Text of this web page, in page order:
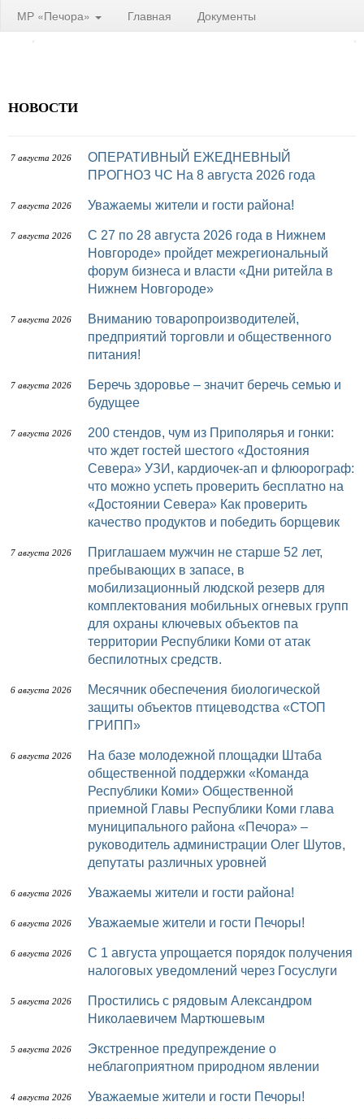
МР «Печора» Главная Документы
НОВОСТИ
7 августа 2026
ОПЕРАТИВНЫЙ ЕЖЕДНЕВНЫЙ
ПРОГНОЗ ЧС На 8 августа 2026 года
7 августа 2026 Уважаемы жители и гости района!
7 августа 2026
с 27 по 28 августа 2026 года в Нижнем
Новгороде» пройдет межрегиональный
форум бизнеса и власти «Дни ритейла в
Нижнем Новгороде»
7 августа 2026
Вниманию товаропроизводителей,
предприятий торговли и общественного
питания!
7 августа 2026
Беречь здоровье – значит беречь семью и
будущее
7 августа 2026
200 стендов, чум из Приполярья и гонки:
что ждет гостей шестого «Достояния
Севера» УЗИ, кардиочек-ап и флюорограф:
что можно успеть проверить бесплатно на
«Достоянии Севера» Как проверить
качество продуктов и победить борщевик
7 августа 2026
Приглашаем мужчин не старше 52 лет,
пребывающих в запасе, в
мобилизационный людской резерв для
комплектования мобильных огневых групп
для охраны ключевых объектов па
территории Республики Коми от атак
беспилотных средств.
6 августа 2026
Месячник обеспечения биологической
защиты объектов птицеводства «СТОП
ГРИПП»
6 августа 2026
На базе молодежной площадки Штаба
общественной поддержки «Команда
Республики Коми» Общественной
приемной Главы Республики Коми глава
муниципального района «Печора» –
руководитель администрации Олег Шутов,
депутаты различных уровней
6 августа 2026 Уважаемы жители и гости района!
6 августа 2026 Уважаемые жители и гости Печоры!
6 августа 2026
С 1 августа упрощается порядок получения
налоговых уведомлений через Госуслуги
5 августа 2026
Простились с рядовым Александром
Николаевичем Мартюшевым
5 августа 2026
Экстренное предупреждение о
неблагоприятном природном явлении
4 августа 2026 Уважаемые жители и гости Печоры!